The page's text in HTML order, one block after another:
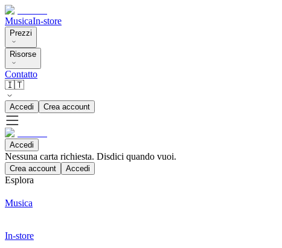
MusicaIn-store
Prezzi
Risorse
Contatto
🇮🇹
Accedi Crea account
Accedi
Nessuna carta richiesta. Disdici quando vuoi.
Crea account Accedi
Esplora
Musica
In-store